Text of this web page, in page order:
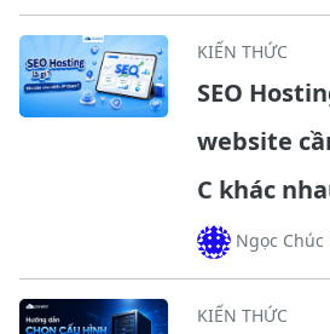
KIẾN THỨC
SEO
website
C khác
Ngọc Chúc
KIẾN THỨC